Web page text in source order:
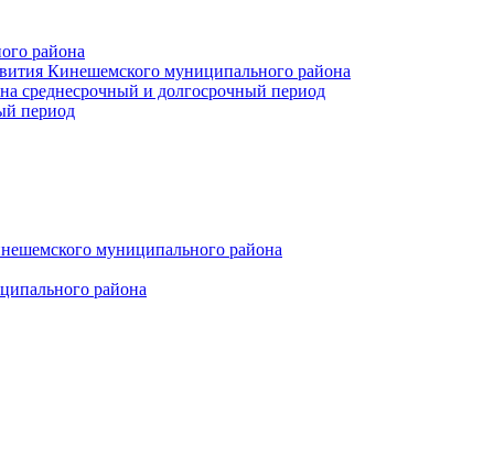
района
Кинешемского муниципального района
среднесрочный и долгосрочный период
период
муниципального района
района